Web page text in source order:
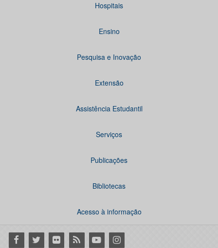
Hospitais
Ensino
Pesquisa e Inovação
Extensão
Assistência Estudantil
Serviços
Publicações
Bibliotecas
Acesso à informação
Facebook
Twitter Flickr RSS YoutubeInstagram